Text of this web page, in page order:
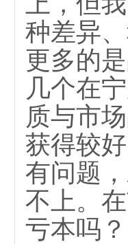
种差异
更多的
几个在
质与市
获得较
有问题
不上。
亏本吗？